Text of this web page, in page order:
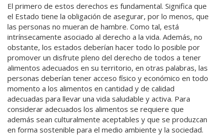
El primero de estos derechos es fundamental. Significa que
el Estado tiene la obligación de asegurar, por lo menos, que
las personas no mueran de hambre. Como tal, está
intrínsecamente asociado al derecho a la vida. Además, no
obstante, los estados deberían hacer todo lo posible por
promover un disfrute pleno del derecho de todos a tener
alimentos adecuados en su territorio, en otras palabras, las
personas deberían tener acceso físico y económico en todo
momento a los alimentos en cantidad y de calidad
adecuadas para llevar una vida saludable y activa. Para
considerar adecuados los alimentos se requiere que
además sean culturalmente aceptables y que se produzcan
en forma sostenible para el medio ambiente y la sociedad.